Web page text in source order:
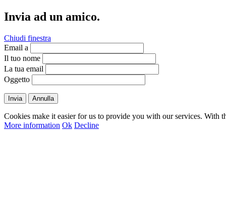
Invia ad un amico.
Chiudi finestra
Email a
Il tuo nome
La tua email
Oggetto
Invia Annulla
Cookies make it easier for us to provide you with our services. With
More information Ok Decline